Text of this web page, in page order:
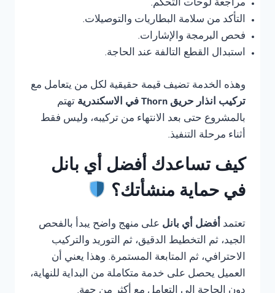
مراجعة لوحات التحكم.
التأكد من سلامة البطاريات والتوصيلات.
فحص البرمجة والإشارات.
استبدال القطع التالفة عند الحاجة.
وهذه الخدمة تضيف قيمة حقيقية لكل من يتعامل مع
تركيب انذار حريق Thorn في الاسكندرية
تهتم
بالمشروع حتى بعد الانتهاء من تركيبه، وليس فقط
أثناء مرحلة التنفيذ.
كيف تساعدك أفضل أي بانل
في حماية منشأتك؟
تعتمد أفضل أي بانل على منهج واضح يبدأ بالفحص
الجيد، ثم التخطيط الدقيق، ثم التوريد والتركيب
الاحترافي، ثم المتابعة المستمرة. وهذا يعني أن
العميل يحصل على خدمة متكاملة من البداية للنهاية،